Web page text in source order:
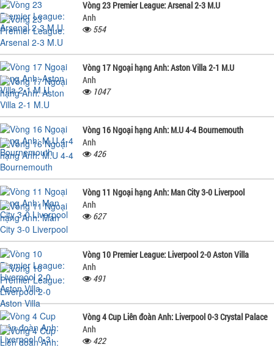
Vòng 23 Premier League: Arsenal 2-3 M.U
Anh
554
Vòng 17 Ngoại hạng Anh: Aston Villa 2-1 M.U
Anh
1047
Vòng 16 Ngoại hạng Anh: M.U 4-4 Bournemouth
Anh
426
Vòng 11 Ngoại hạng Anh: Man City 3-0 Liverpool
Anh
627
Vòng 10 Premier League: Liverpool 2-0 Aston Villa
Anh
491
Vòng 4 Cup Liên đoàn Anh: Liverpool 0-3 Crystal Palace
Anh
422